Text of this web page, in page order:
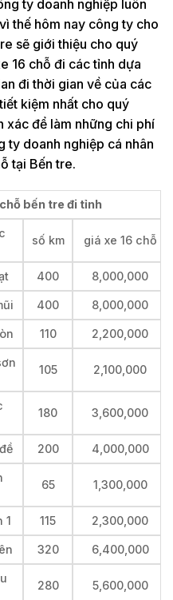
ty doanh nghiệp luôn
thế hôm nay công ty cho
sẽ giới thiệu cho quý
16 chỗ đi các tỉnh dựa
đi thời gian về của các
kiệm nhất cho quý
xác để làm những chi phí
ty doanh nghiệp cá nhân
tại Bến tre.
bến tre đi tỉnh
số km giá xe 16 chỗ
400 8,000,000
400 8,000,000
110 2,200,000
105 2,100,000
180 3,600,000
200 4,000,000
65 1,300,000
1 115 2,300,000
320 6,400,000
280 5,600,000